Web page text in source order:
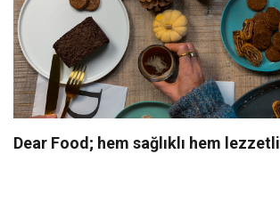
Dear Food; hem sağlıklı hem lezzetli